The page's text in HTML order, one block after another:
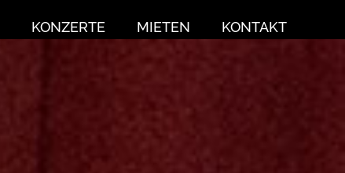
KONZERTE MIETEN KONTAKT